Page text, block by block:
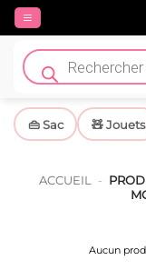
Passer
contenu
Recherche
de
produits
👜 Sac 🧸 Jouets
ACCUEIL -
Aucun